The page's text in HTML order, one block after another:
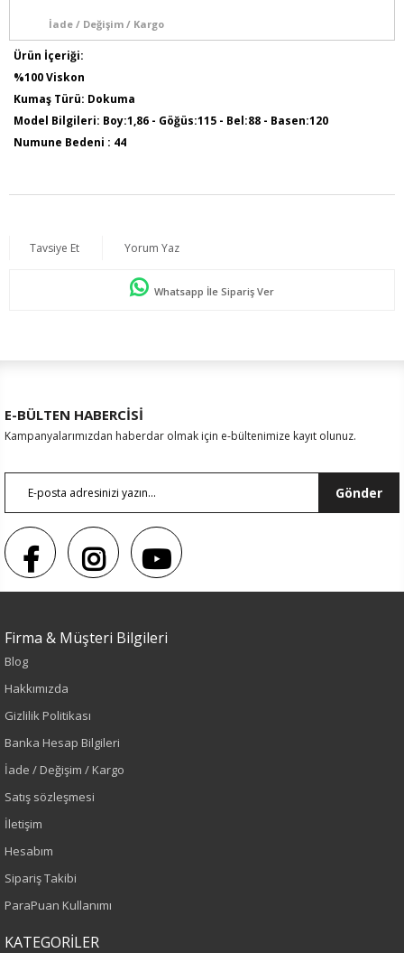
İade / Değişim / Kargo
Ürün İçeriği:
%100 Viskon
Kumaş Türü: Dokuma
Model Bilgileri: Boy:1,86 - Göğüs:115 - Bel:88 - Basen:120
Numune Bedeni : 44
Sezon : YAZLIK
Yeşil
İlkbahar-Yaz
Yaş Grubu
Yetişkin
Tavsiye Et Yorum Yaz
Whatsapp İle Sipariş Ver
E-BÜLTEN HABERCİSİ
Kampanyalarımızdan haberdar olmak için e-bültenimize kayıt olunuz.
Gönder
Firma & Müşteri Bilgileri
Blog
Hakkımızda
Gizlilik Politikası
Banka Hesap Bilgileri
İade / Değişim / Kargo
Satış sözleşmesi
İletişim
Hesabım
Sipariş Takibi
ParaPuan Kullanımı
KATEGORİLER